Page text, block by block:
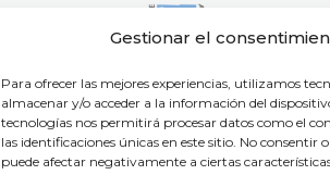
Gestionar el
Para ofrecer las mejores experiencias, utilizamos
almacenar y/o acceder a la información del
tecnologías nos permitirá procesar datos como el
las identificaciones únicas en este sitio. No consentir
puede afectar negativamente a ciertas